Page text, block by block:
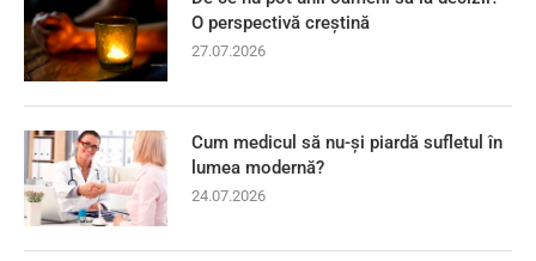
O perspectivă creștină
27.07.2026
Cum medicul să nu-și piardă sufletul în
lumea modernă?
24.07.2026